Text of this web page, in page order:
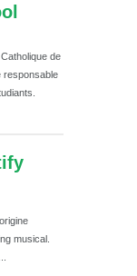
de
responsable
musical.